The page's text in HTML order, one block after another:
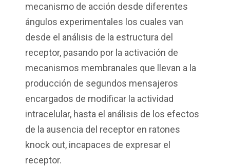
mecanismo de acción desde diferentes
ángulos experimentales los cuales van
desde el análisis de la estructura del
receptor, pasando por la activación de
mecanismos membranales que llevan a la
producción de segundos mensajeros
encargados de modificar la actividad
intracelular, hasta el análisis de los efectos
de la ausencia del receptor en ratones
knock out, incapaces de expresar el
receptor.